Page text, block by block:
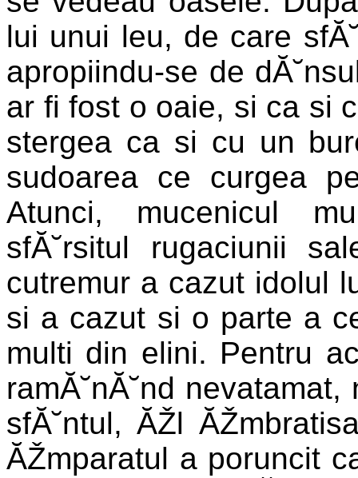
lui unui leu, de care
apropiindu-se de
ar fi fost o oaie, si ca si
stergea ca si cu un
sudoarea ce curgea
Atunci, mucenicul
sfĂ˘rsitul rugaciunii
cutremur a cazut idolul
si a cazut si o parte a
multi din elini. Pentru
ramĂ˘nĂ˘nd
sfĂ˘ntul, ĂŽl
ĂŽmparatul a poruncit